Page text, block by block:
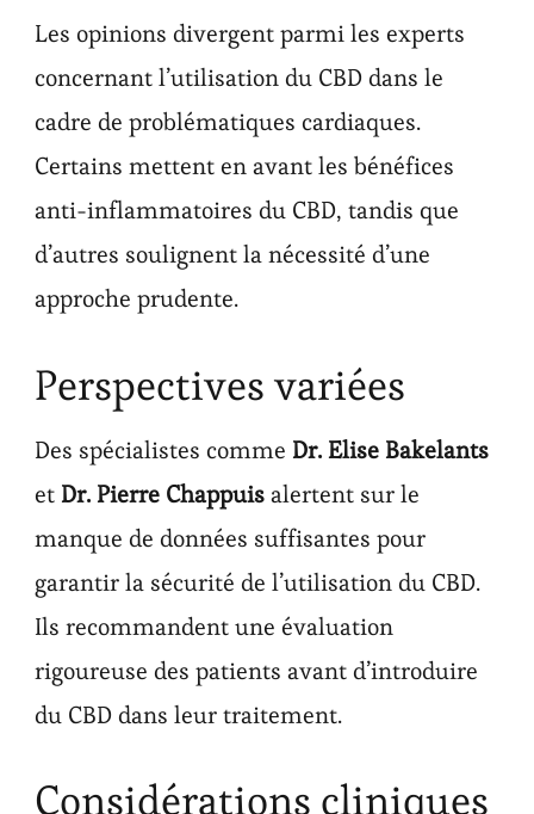
Les opinions divergent parmi les experts
concernant l’utilisation du CBD dans le
cadre de problématiques cardiaques.
Certains mettent en avant les bénéfices
anti-inflammatoires du CBD, tandis que
d’autres soulignent la nécessité d’une
approche prudente.
Perspectives variées
Des spécialistes comme Dr. Elise Bakelants
et Dr. Pierre Chappuisalertent sur le
manque de données suffisantes pour
garantir la sécurité de l’utilisation du CBD.
Ils recommandent une évaluation
rigoureuse des patients avant d’introduire
du CBD dans leur traitement.
Considérations cliniques